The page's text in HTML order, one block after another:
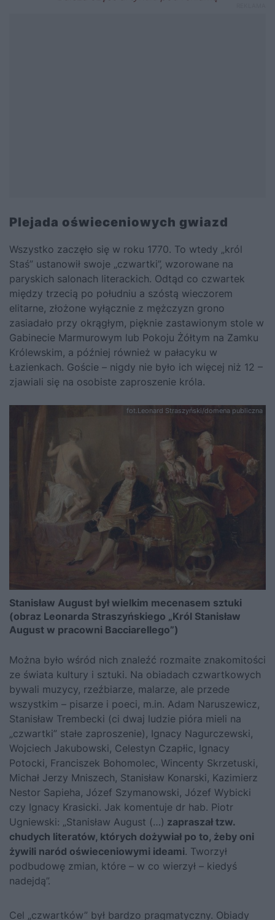
Plejada oświeceniowych gwiazd
Wszystko zaczęło się w roku 1770. To wtedy „król
Staś” ustanowił swoje „czwartki”, wzorowane na
paryskich salonach literackich. Odtąd co czwartek
między trzecią po południu a szóstą wieczorem
elitarne, złożone wyłącznie z mężczyzn grono
zasiadało przy okrągłym, pięknie zastawionym stole w
Gabinecie Marmurowym lub Pokoju Żółtym na Zamku
Królewskim, a później również w pałacyku w
Łazienkach. Goście – nigdy nie było ich więcej niż 12 –
zjawiali się na osobiste zaproszenie króla.
fot.Leonard Straszyński/domena publiczna
Stanisław August był wielkim mecenasem sztuki
(obraz Leonarda Straszyńskiego „Król Stanisław
August w pracowni Bacciarellego”)
Można było wśród nich znaleźć rozmaite znakomitości
ze świata kultury i sztuki. Na obiadach czwartkowych
bywali muzycy, rzeźbiarze, malarze, ale przede
wszystkim – pisarze i poeci, m.in. Adam Naruszewicz,
Stanisław Trembecki (ci dwaj ludzie pióra mieli na
„czwartki” stałe zaproszenie), Ignacy Nagurczewski,
Wojciech Jakubowski, Celestyn Czapłic, Ignacy
Potocki, Franciszek Bohomolec, Wincenty Skrzetuski,
Michał Jerzy Mniszech, Stanisław Konarski, Kazimierz
Nestor Sapieha, Józef Szymanowski, Józef Wybicki
czy Ignacy Krasicki. Jak komentuje dr hab. Piotr
Ugniewski: „Stanisław August (…) zapraszał tzw.
chudych literatów, których dożywiał po to, żeby oni
żywili naród oświeceniowymi ideami. Tworzył
podbudowę zmian, które – w co wierzył – kiedyś
nadejdą”.
Cel „czwartków” był bardzo pragmatyczny. Obiady